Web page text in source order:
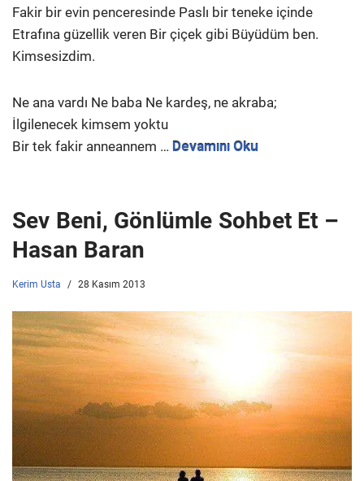
Fakir bir evin penceresinde Paslı bir teneke içinde
Etrafına güzellik veren Bir çiçek gibi Büyüdüm ben.
Kimsesizdim.
Ne ana vardı Ne baba Ne kardeş, ne akraba;
İlgilenecek kimsem yoktu
Bir tek fakir anneannem … Devamını Oku
Sev Beni, Gönlümle Sohbet Et –
Hasan Baran
Kerim Usta 28 Kasım 2013